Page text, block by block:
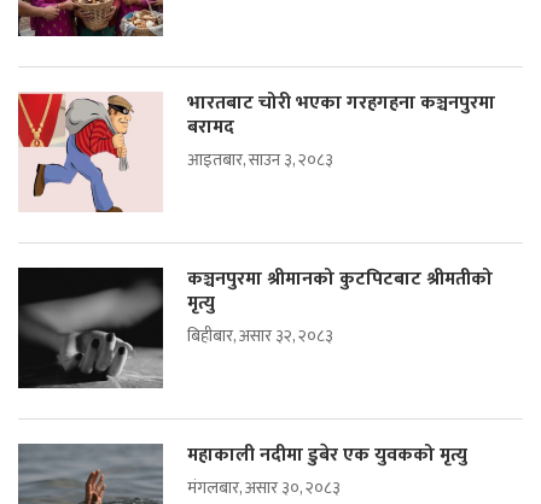
भारतबाट चोरी भएका गरहगहना कञ्चनपुरमा
बरामद
आइतबार, साउन ३, २०८३
कञ्चनपुरमा श्रीमानको कुटपिटबाट श्रीमतीको
मृत्यु
बिहीबार, असार ३२, २०८३
महाकाली नदीमा डुबेर एक युवकको मृत्यु
मंगलबार, असार ३०, २०८३